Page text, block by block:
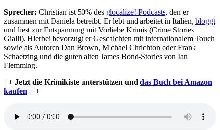
Sprecher: Christian ist 50% des glocalize!-Podcasts, den er
zusammen mit Daniela betreibt. Er lebt und arbeitet in Italien, bloggt
und liest zur Entspannung mit Vorliebe Krimis (Crime Stories,
Gialli). Hierbei bevorzugt er Geschichten mit internationalem Touch
sowie als Autoren Dan Brown, Michael Chrichton oder Frank
Schaetzing und die guten alten James Bond-Stories von Ian
Flemming.
++ Jetzt die Krimikiste unterstützen und das Buch bei Amazon
kaufen. ++